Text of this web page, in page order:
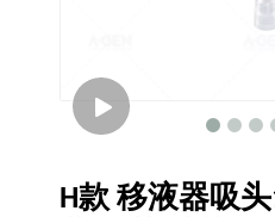
H款 移液器吸